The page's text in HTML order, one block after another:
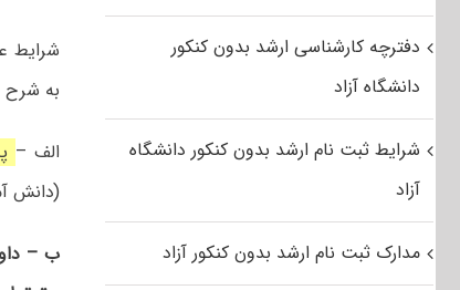
شرایط
به شرح
الف –
(دانش آموختگان ۱۴۰۴/
ب –
دفترچه کارشناسی ارشد بدون کنکور
دانشگاه آزاد
شرایط ثبت نام ارشد بدون کنکور دانشگاه
آزاد
مدارک ثبت نام ارشد بدون کنکور آزاد